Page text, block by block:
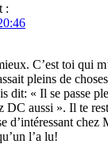
:
C’est toi qui
pleins de
dit: « Il se passe
DC aussi ». Il te
d’intéressant chez
l’a lu!